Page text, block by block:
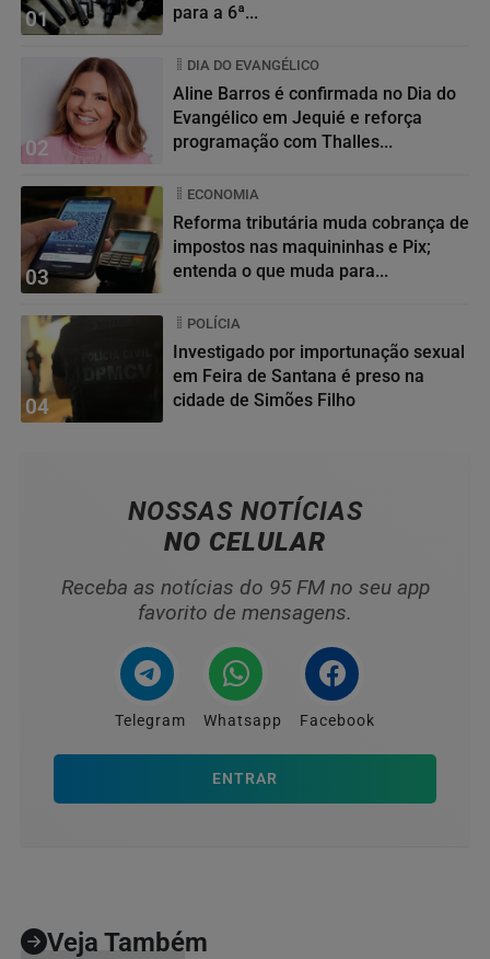
01
para a 6ª...
02
DIA DO EVANGÉLICO
Aline Barros é confirmada no Dia do
Evangélico em Jequié e reforça
programação com Thalles...
03
ECONOMIA
Reforma tributária muda cobrança de
impostos nas maquininhas e Pix;
entenda o que muda para...
04
POLÍCIA
Investigado por importunação sexual
em Feira de Santana é preso na
cidade de Simões Filho
NOSSAS NOTÍCIAS
NO CELULAR
Receba as notícias do 95 FM no seu app
favorito de mensagens.
Telegram Whatsapp Facebook
ENTRAR
Veja Também